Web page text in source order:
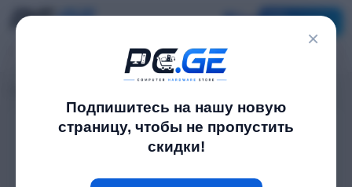
×
Подпишитесь на нашу новую
страницу, чтобы не пропустить
скидки!